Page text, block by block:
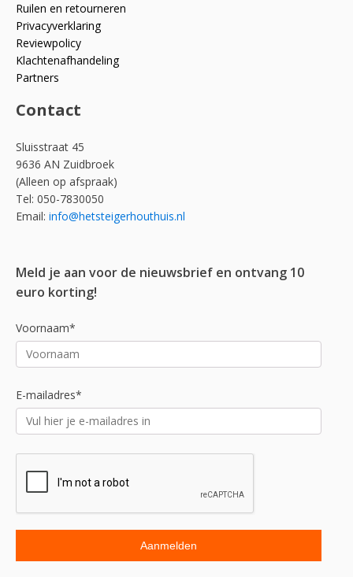
Ruilen en retourneren
Privacyverklaring
Reviewpolicy
Klachtenafhandeling
Partners
Contact
Sluisstraat 45
9636 AN Zuidbroek
(Alleen op afspraak)
Tel: 050-7830050
Email: info@hetsteigerhouthuis.nl
Meld je aan voor de nieuwsbrief en ontvang 10
euro korting!
Voornaam*
E-mailadres*